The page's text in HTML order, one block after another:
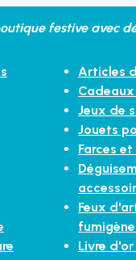
festive avec
Articles
Jeux de
Jouets
Farces
Feux
Livre